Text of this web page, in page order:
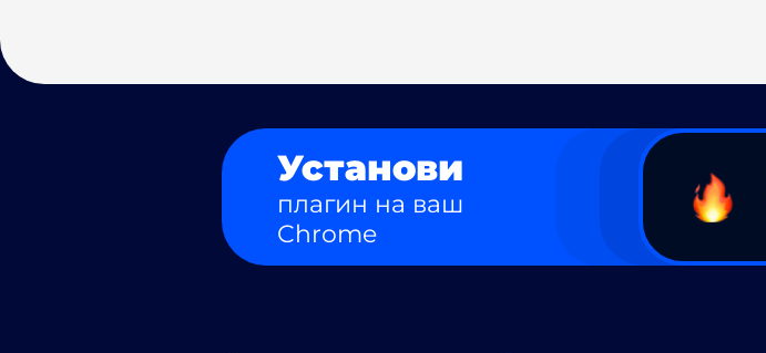
Установи
плагин на ваш
Chrome